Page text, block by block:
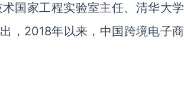
国家工程实验室主任、清华大学
，2018年以来，中国跨境电子商